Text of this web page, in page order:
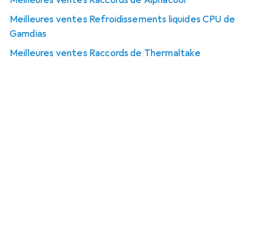
Meilleures ventes Refroidissements liquides CPU de
Gamdias
Meilleures ventes Raccords de Thermaltake